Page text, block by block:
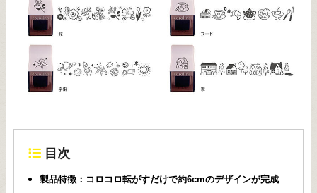
目次
製品特徴：コロコロ転がすだけで約6cmのデザインが完成